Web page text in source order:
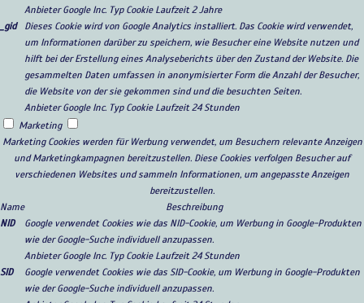
Anbieter Google Inc. Typ Cookie Laufzeit 2 Jahre
_gid
Dieses Cookie wird von Google Analytics installiert. Das Cookie wird verwendet,
um Informationen darüber zu speichern, wie Besucher eine Website nutzen und
hilft bei der Erstellung eines Analyseberichts über den Zustand der Website. Die
gesammelten Daten umfassen in anonymisierter Form die Anzahl der Besucher,
die Website von der sie gekommen sind und die besuchten Seiten.
Anbieter Google Inc. Typ Cookie Laufzeit 24 Stunden
Marketing
Marketing Cookies werden für Werbung verwendet, um Besuchern relevante Anzeigen
und Marketingkampagnen bereitzustellen. Diese Cookies verfolgen Besucher auf
verschiedenen Websites und sammeln Informationen, um angepasste Anzeigen
bereitzustellen.
Name
Beschreibung
NID
Google verwendet Cookies wie das NID-Cookie, um Werbung in Google-Produkten
wie der Google-Suche individuell anzupassen.
Anbieter Google Inc. Typ Cookie Laufzeit 24 Stunden
SID
Google verwendet Cookies wie das SID-Cookie, um Werbung in Google-Produkten
wie der Google-Suche individuell anzupassen.